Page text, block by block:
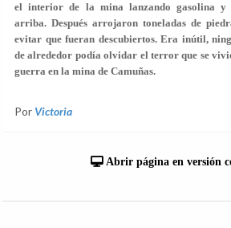
el interior de la mina lanzando gasolina y
arriba. Después arrojaron toneladas de
evitar que fueran descubiertos. Era inútil,
de alrededor podía olvidar el terror que se
guerra en la mina de Camuñas.
Por Victoria
Abrir página en versión